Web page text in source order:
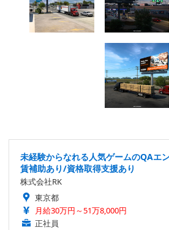
未経験からなれる人気ゲームのQAエ
賃補助あり/資格取得支援あり
株式会社RK
東京都
月給30万円～51万8,000円
正社員